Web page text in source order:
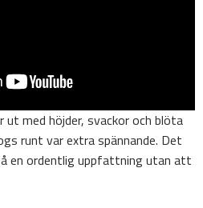
med höjder, svackor och blöta
runt var extra spännande. Det
en ordentlig uppfattning utan att